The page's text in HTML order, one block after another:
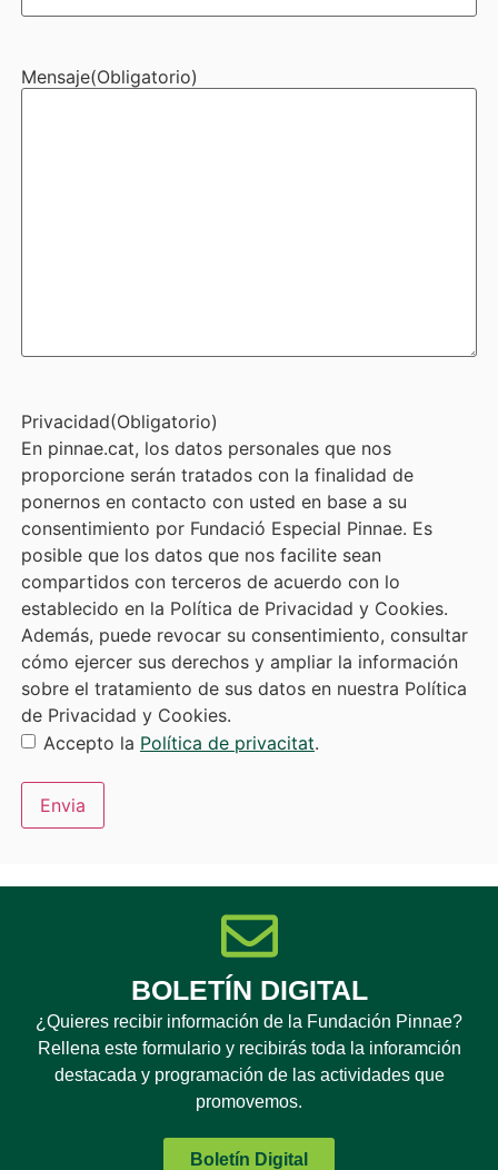
Mensaje(Obligatorio)
Privacidad(Obligatorio)
En pinnae.cat, los datos personales que nos
proporcione serán tratados con la finalidad de
ponernos en contacto con usted en base a su
consentimiento por Fundació Especial Pinnae. Es
posible que los datos que nos facilite sean
compartidos con terceros de acuerdo con lo
establecido en la Política de Privacidad y Cookies.
Además, puede revocar su consentimiento, consultar
cómo ejercer sus derechos y ampliar la información
sobre el tratamiento de sus datos en nuestra Política
de Privacidad y Cookies.
Accepto la Política de privacitat.
Envia
BOLETÍN DIGITAL
¿Quieres recibir información de la Fundación Pinnae?
Rellena este formulario y recibirás toda la inforamción
destacada y programación de las actividades que
promovemos.
Boletín Digital